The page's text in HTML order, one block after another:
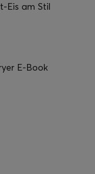
Eis am Stil
E-Book